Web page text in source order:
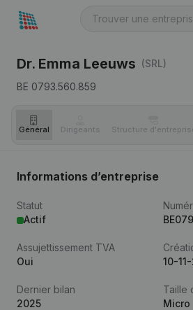
Dr. Emma Leeuws (SRL)
BE 0793.560.859
Général Dirigeants Structure
Informations d’entreprise
Statut
Actif
Assujettissement TVA
Oui
10-
Dernier bilan
2025
Taille
Micro